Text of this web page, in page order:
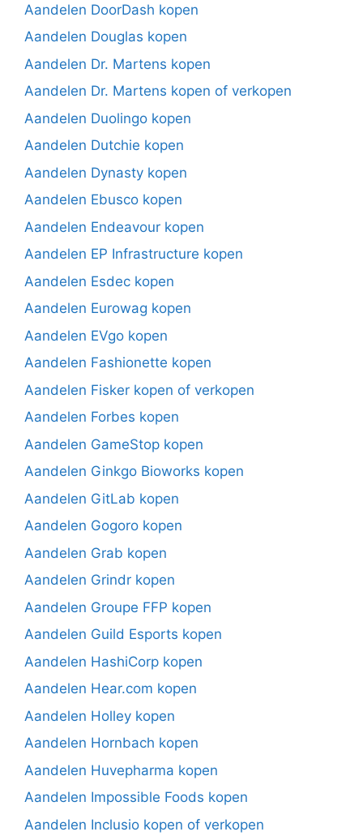
Aandelen DoorDash kopen
Aandelen Douglas kopen
Aandelen Dr. Martens kopen
Aandelen Dr. Martens kopen of verkopen
Aandelen Duolingo kopen
Aandelen Dutchie kopen
Aandelen Dynasty kopen
Aandelen Ebusco kopen
Aandelen Endeavour kopen
Aandelen EP Infrastructure kopen
Aandelen Esdec kopen
Aandelen Eurowag kopen
Aandelen EVgo kopen
Aandelen Fashionette kopen
Aandelen Fisker kopen of verkopen
Aandelen Forbes kopen
Aandelen GameStop kopen
Aandelen Ginkgo Bioworks kopen
Aandelen GitLab kopen
Aandelen Gogoro kopen
Aandelen Grab kopen
Aandelen Grindr kopen
Aandelen Groupe FFP kopen
Aandelen Guild Esports kopen
Aandelen HashiCorp kopen
Aandelen Hear.com kopen
Aandelen Holley kopen
Aandelen Hornbach kopen
Aandelen Huvepharma kopen
Aandelen Impossible Foods kopen
Aandelen Inclusio kopen of verkopen